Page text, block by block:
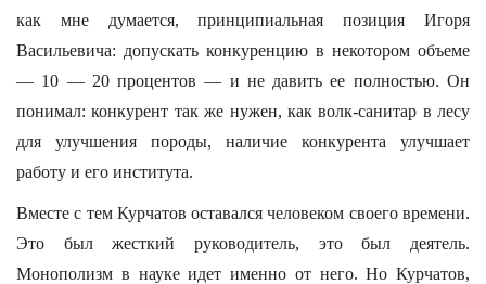
как мне думается, принципиальная позиция Игоря
Васильевича: допускать конкуренцию в некотором объеме
— 10 — 20 процентов — и не давить ее полностью. Он
понимал: конкурент так же нужен, как волк-санитар в лесу
для улучшения породы, наличие конкурента улучшает
работу и его института.
Вместе с тем Курчатов оставался человеком своего времени.
Это был жесткий руководитель, это был деятель.
Монополизм в науке идет именно от него. Но Курчатов,